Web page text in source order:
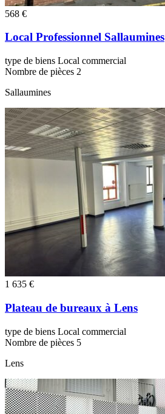
568 €
Local Professionnel Sallaumines
type de biens Local commercial
Nombre de pièces 2
Sallaumines
1 635 €
Plateau de bureaux à Lens
type de biens Local commercial
Nombre de pièces 5
Lens